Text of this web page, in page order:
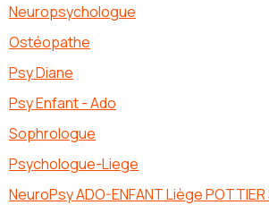
Neuropsychologue
Ostéopathe
Psy Diane
Psy Enfant - Ado
Sophrologue
Psychologue-Liege
NeuroPsy ADO-ENFANT Liège